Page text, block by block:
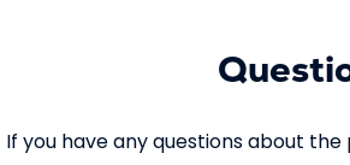
If you have any questions about